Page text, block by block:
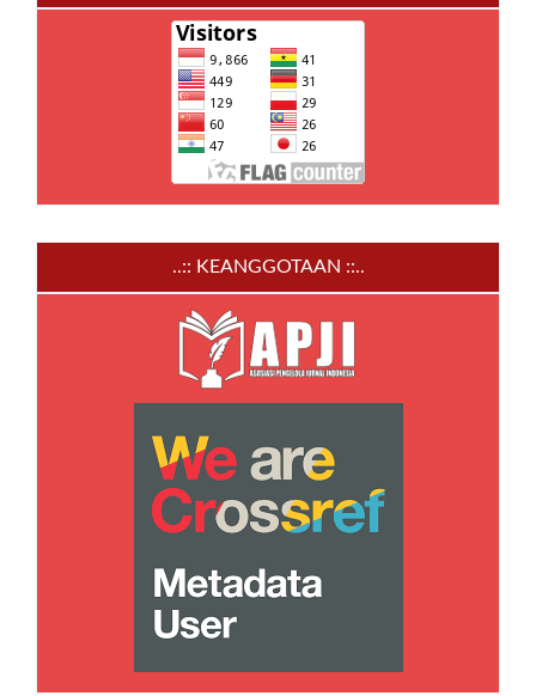
..:: KEANGGOTAAN ::..